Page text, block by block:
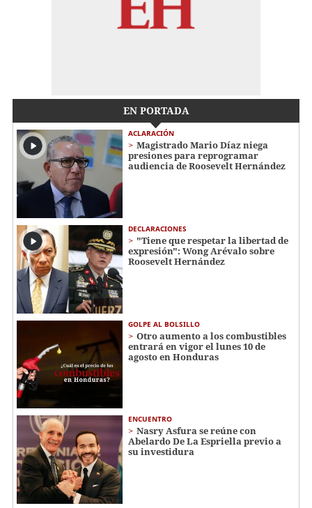
EN PORTADA
ACLARACIÓN
Magistrado Mario Díaz niega
presiones para reprogramar
audiencia de Roosevelt Hernández
DECLARACIONES
"Tiene que respetar la libertad de
expresión": Wong Arévalo sobre
Roosevelt Hernández
GOLPE AL BOLSILLO
Otro aumento a los combustibles
entrará en vigor el lunes 10 de
agosto en Honduras
ENCUENTRO
Nasry Asfura se reúne con
Abelardo De La Espriella previo a
su investidura